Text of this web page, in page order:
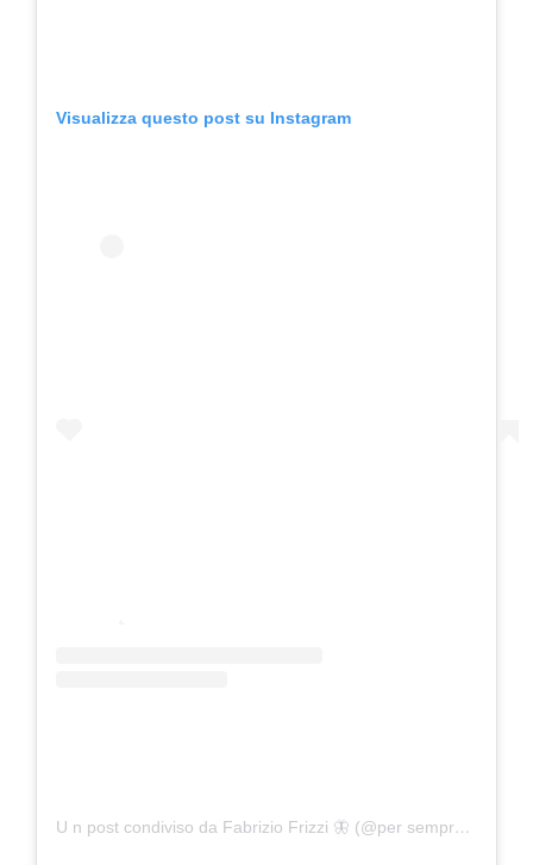
Visualizza questo post su Instagram
U n post condiviso da Fabrizio Frizzi 🦋 (@per sempre frizzi)